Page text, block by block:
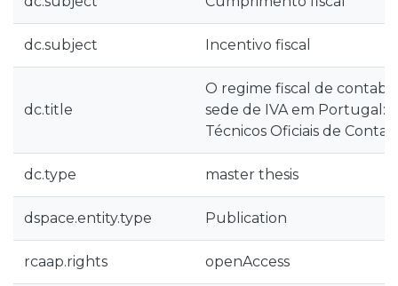
dc.subject Incentivo fiscal
dc.title
O regime fiscal de
sede de IVA em Portugal:
Técnicos Oficiais de Contas
dc.type master thesis
dspace.entity.type Publication
rcaap.rights openAccess